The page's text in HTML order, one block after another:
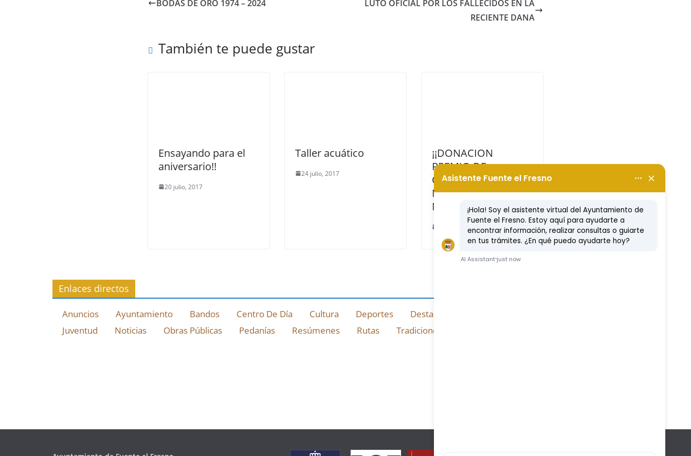
BODAS DE ORO 1974 – 2024
LUTO OFICIAL POR LOS FALLECIDOS EN LA
RECIENTE DANA
También te puede gustar
Ensayando para el
aniversario!!
20 julio, 2017
Taller acuático
24 julio, 2017
¡¡DONACION
PREMIO DE
CARNAVAL A
NUESTROS
MAYORES!!
10 marzo, 2022
Enlaces directos
Anuncios Ayuntamiento Bandos Centro De Día Cultura Deportes Destacado
Juventud
Noticias Obras Públicas Pedanías Resúmenes Rutas Tradiciones